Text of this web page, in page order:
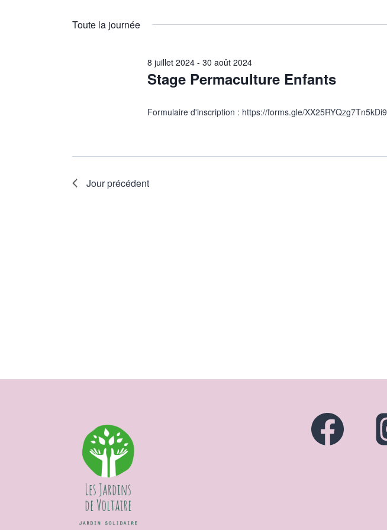
août
vues
Évènements
mot-
une
Toute la journée
Stage Permaculture Enfants
8 juillet 2024 -30 août 2024
Formulaire d'inscription : https://forms.gle/XX25RYQzg7Tn5kDi9
Jour précédent